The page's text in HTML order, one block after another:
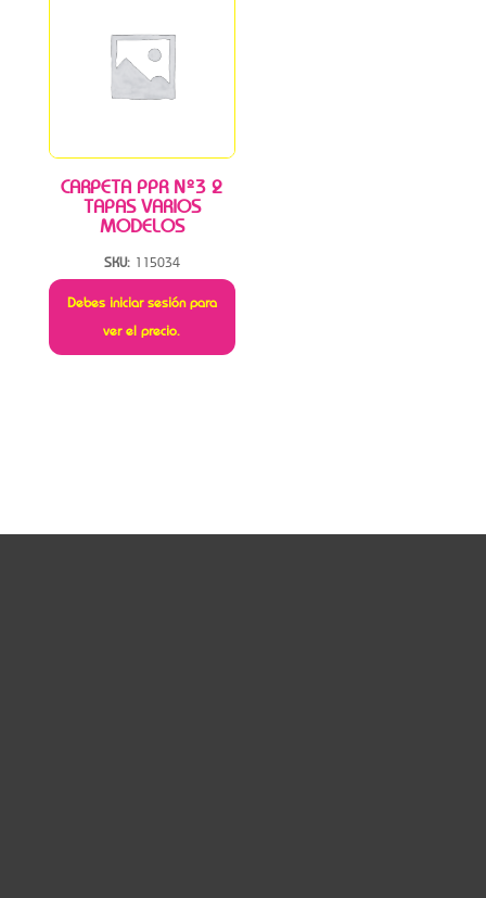
CARPETA PPR Nº3 2
TAPAS VARIOS
MODELOS
SKU: 115034
Debes iniciar sesión para
ver el precio.